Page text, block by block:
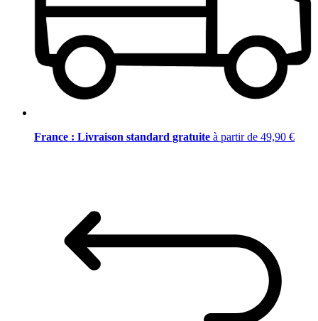
France : Livraison standard gratuite à partir de 49,90 €